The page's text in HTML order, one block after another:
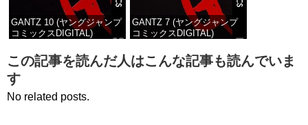
GANTZ 10 (ヤングジャンプ
コミックスDIGITAL)
価格：¥100
GANTZ 7 (ヤングジャンプ
コミックスDIGITAL)
価格：¥100
この記事を読んだ人はこんな記事も読んでいま
す
No related posts.